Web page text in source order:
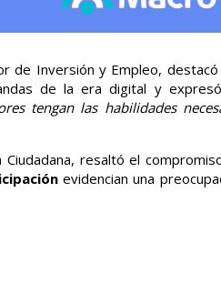
de Inversión y Empleo,
de la era digital y
tengan las habilidades
Ciudadana, resaltó el
evidencian una